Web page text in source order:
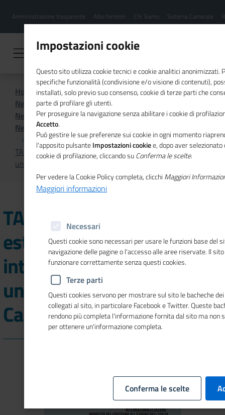
contenuto
Menu
hamburgher
Amministrazione trasparente Albo fornitori Chi Siamo Sistema Camerale
Home
Sistema Camerale
News dal sistema camerale
News dal sistema camerale - Archivio 2022
News dal sistema camerale - Archivio novembre 2022
TARANTO - Commercio estero e internazionalizzazione,
una nuova guida della Camera di commericio
TARANTO - Commercio
estero e
internazionalizzazione,
una nuova guida della
Camera di commericio
Impostazioni cookie
Questo sito utilizza cookie tecnici e cookie analitici anonimizzati.
specifiche funzionalità (condivisione e/o visione di contenuti),
installati, solo previo suo consenso, cookie di terze parti che
parte di profilare gli utenti.
Per proseguire la navigazione senza abilitare i cookie di
Accetto.
Può gestire le sue preferenze sui cookie in ogni momento
l'apposito pulsanteImpostazioni cookiee, dopo aver
cookie di profilazione, cliccando suConferma le scelte.
Per vedere la Cookie Policy completa, clicchi Maggiori
Maggiori informazioni
Necessari
Questi cookie sono necessari per usare le funzioni base del
navigazione delle pagine o l'accesso alle aree riservate. Il
funzionare correttamente senza questi cookies.
Terze parti
Questi cookies servono per mostrare sul sito le bacheche
collegati al sito, in particolare Facebook e Twitter. Queste
rendono più completa l'informazione fornita dal sito ma non
per ottenere un'informazione completa.
Conferma le scelte